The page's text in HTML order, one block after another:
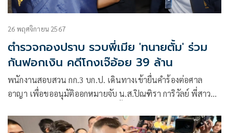
26 พฤศจิกายน 2567
ตำรวจกองปราบ รวบพี่เมีย 'ทนายตั้ม' ร่วม
กันฟอกเงิน คดีโกงเจ๊อ้อย 39 ล้าน
พนักงานสอบสวน กก.3 บก.ป. เดินทางเข้ายื่นคำร้องต่อศาล
อาญา เพื่อขออนุมัติออกหมายจับ น.ส.ปิณฑิรา การิวัลย์ พี่สาว
ฟอกเงิน และ สมคบตั้งแต่สองคนขึ้นไปเพื่อฟอกเงิน”